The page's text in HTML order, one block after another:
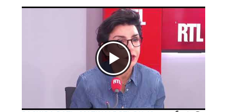
Citoyens britanniques à double nationalité :
défis de voyage face aux nouvelles règles de
02 avril 2026
Fermetures de bars en France après des
inspections de sécurité incendie - 02 avril 2026
Déploiement du système EES à la frontière
française: défis techniques -02 avril 2026
Réservez dès aujourd’hui vos billets TGV
SNCF pour l’été et l’automne, partout en
02 avril 2026
Subventions pour l’internet en fibre optique en